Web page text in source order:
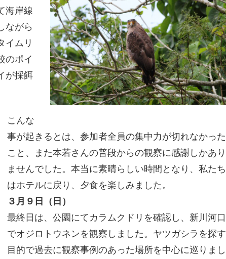
海岸線
ながら
イムリ
のポイ
が採餌
こんな
事が起きるとは、参加者全員の集中力が切れなかった
こと、また本若さんの普段からの観察に感謝しかあり
ませんでした。本当に素晴らしい時間となり、私たち
はホテルに戻り、夕食を楽しみました。
３月９日（日）
最終日は、公園にてカラムクドリを確認し、新川河口
でオジロトウネンを観察しました。ヤツガシラを探す
目的で過去に観察事例のあった場所を中心に巡りまし